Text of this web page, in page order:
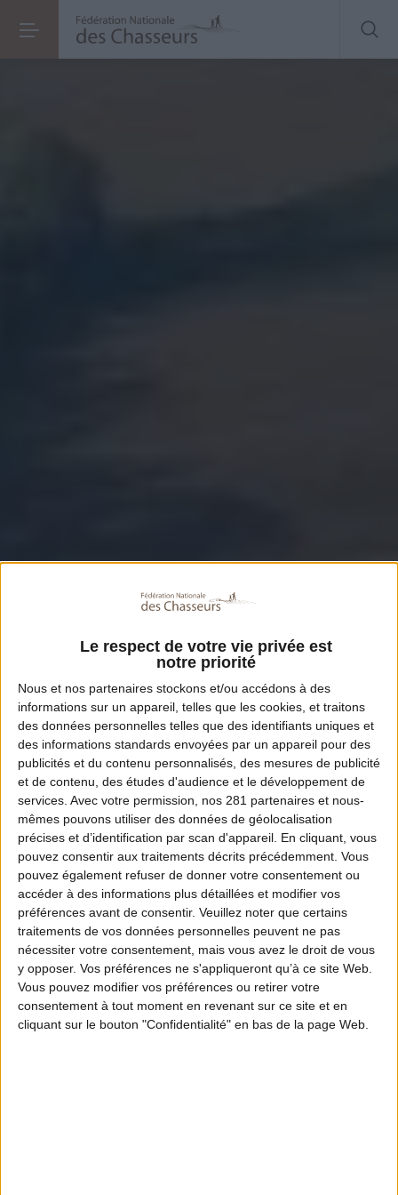
Le respect de votre vie privée est
notre priorité
Nous et nos partenaires stockons et/ou accédons à des
informations sur un appareil, telles que les cookies, et traitons
des données personnelles telles que des identifiants uniques et
des informations standards envoyées par un appareil pour des
publicités et du contenu personnalisés, des mesures de publicité
et de contenu, des études d'audience et le développement de
services. Avec votre permission, nos 281 partenaires et nous-
mêmes pouvons utiliser des données de géolocalisation
précises et d’identification par scan d'appareil. En cliquant, vous
pouvez consentir aux traitements décrits précédemment. Vous
pouvez également refuser de donner votre consentement ou
accéder à des informations plus détaillées et modifier vos
préférences avant de consentir. Veuillez noter que certains
traitements de vos données personnelles peuvent ne pas
nécessiter votre consentement, mais vous avez le droit de vous
y opposer. Vos préférences ne s'appliqueront qu’à ce site Web.
Vous pouvez modifier vos préférences ou retirer votre
consentement à tout moment en revenant sur ce site et en
cliquant sur le bouton "Confidentialité" en bas de la page Web.